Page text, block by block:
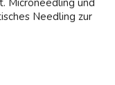
Microneedling und
Needling zur